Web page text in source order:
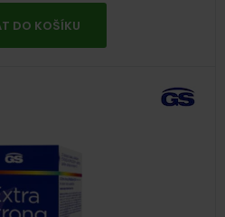
DO KOŠÍKU